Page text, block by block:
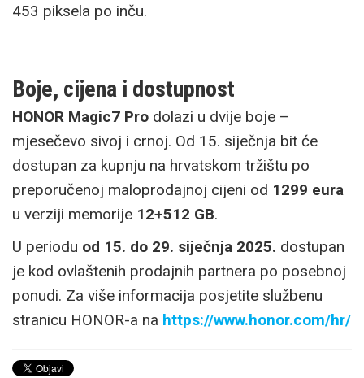
453 piksela po inču.
Boje, cijena i dostupnost
HONOR Magic7 Pro dolazi u dvije boje –
mjesečevo sivoj i crnoj. Od 15. siječnja bit će
dostupan za kupnju na hrvatskom tržištu po
preporučenoj maloprodajnoj cijeni od 1299 eura
u verziji memorije 12+512 GB.
U periodu od 15. do 29. siječnja 2025. dostupan
je kod ovlaštenih prodajnih partnera po posebnoj
ponudi. Za više informacija posjetite službenu
stranicu HONOR-a na https://www.honor.com/hr/